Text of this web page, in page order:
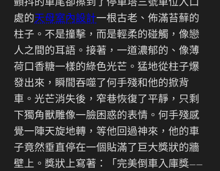
顫抖的車尾卻擦到了停車塔三號車位入口
處的天母室內設計一根古老、佈滿苔蘚的
柱子。不是撞擊，而是輕柔的碰觸，像戀
人之間的耳語。接著，一道濃郁的、像薄
荷口香糖一樣的綠色光芒。猛地從柱子爆
發出來，瞬間吞噬了何手殘和他的掀背
車。光芒消失後，窄巷恢復了平靜，只剩
下獨角獸雕像一臉困惑的表情。何手殘感
覺一陣天旋地轉，等他回過神來，他的車
子竟然垂直停在一個貼滿了巨大獎狀的牆
壁上。獎狀上寫著：「完美倒車入庫獎——